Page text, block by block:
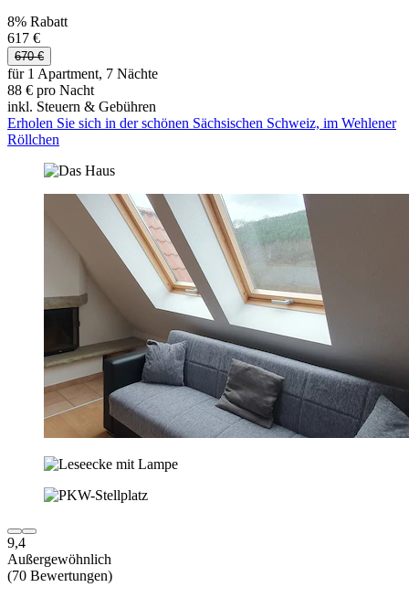
8% Rabatt
617 €
670 €
für 1 Apartment, 7 Nächte
88 € pro Nacht
inkl. Steuern & Gebühren
Erholen Sie sich in der schönen Sächsischen Schweiz, im Wehlener
Röllchen
9,4
Außergewöhnlich
(70 Bewertungen)